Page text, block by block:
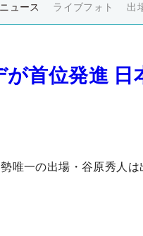
ニュース ライブフォト 出
首位発進 日
唯一の出場・谷原秀人は